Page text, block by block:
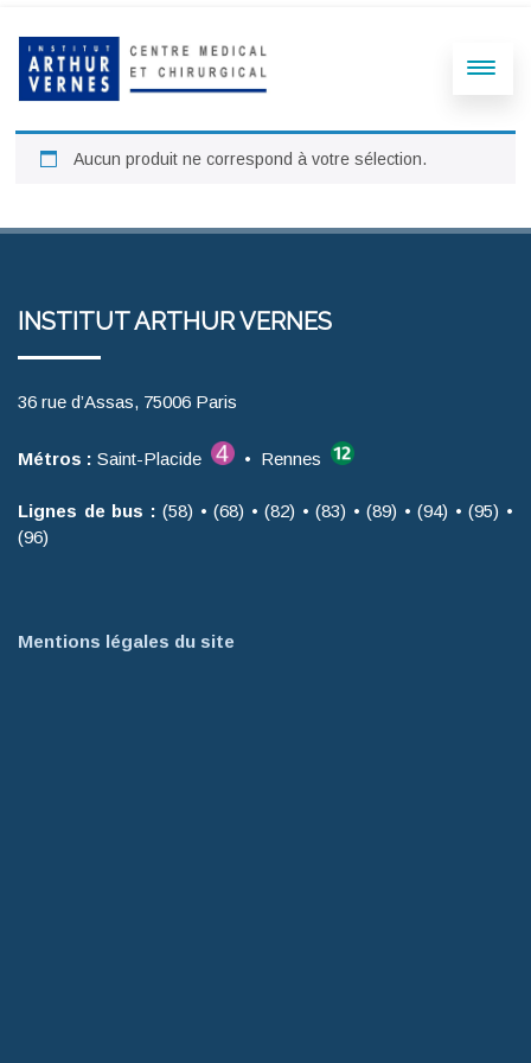
Aucun produit ne correspond à votre sélection.
INSTITUT ARTHUR VERNES
36 rue d’Assas, 75006 Paris
Métros : Saint-Placide • Rennes
Lignes de bus : (58) • (68) • (82) • (83) • (89) • (94) • (95) •
(96)
Mentions légales du site